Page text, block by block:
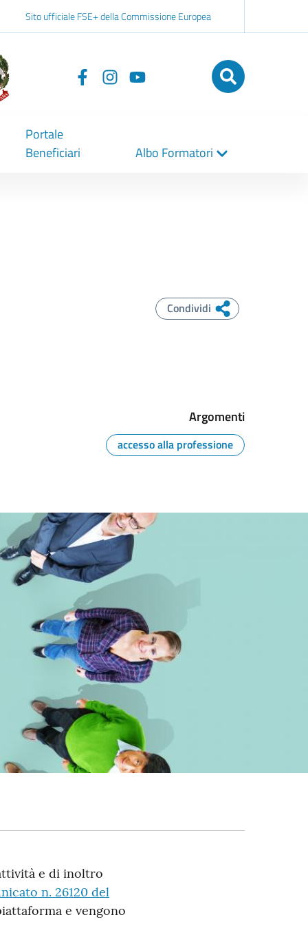
Sito ufficiale FSE+ della Commissione Europea
Seguici
Portale
Beneficiari
Albo Formatori
Condividi
Argomenti
accesso alla professione
e di inoltro
n. 26120 del
e vengono